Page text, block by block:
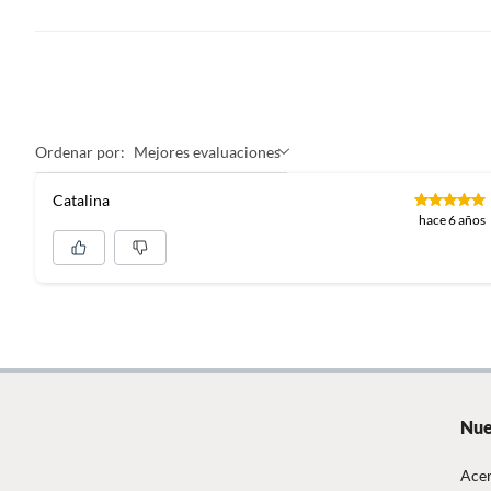
Color básico
Estilo
Tipo de espejo Piso
81 cm
Ordenar por: Mejores evaluaciones
Catalina
hace 6 años